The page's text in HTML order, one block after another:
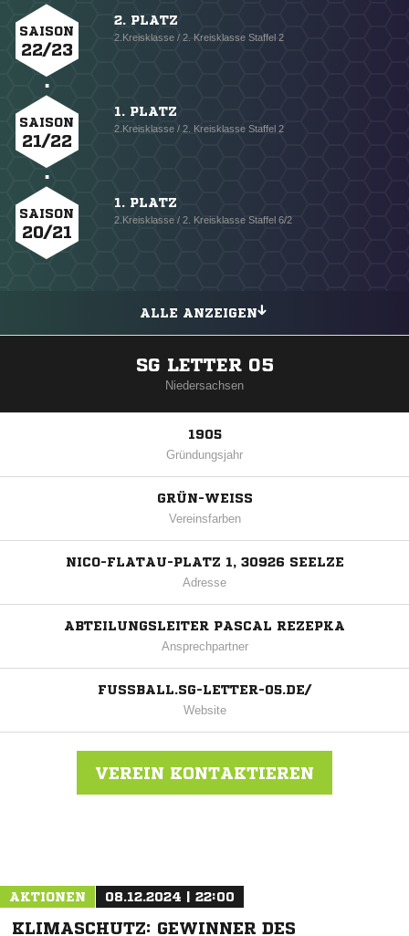
SAISON
22/23
2. PLATZ
2.Kreisklasse / 2. Kreisklasse Staffel 2
SAISON
21/22
1. PLATZ
2.Kreisklasse / 2. Kreisklasse Staffel 2
SAISON
20/21
1. PLATZ
2.Kreisklasse / 2. Kreisklasse Staffel 6/2
ALLE ANZEIGEN
SG LETTER 05
Niedersachsen
1905
Gründungsjahr
GRÜN-WEISS
Vereinsfarben
NICO-FLATAU-PLATZ 1, 30926 SEELZE
Adresse
ABTEILUNGSLEITER PASCAL REZEPKA
Ansprechpartner
FUSSBALL.SG-LETTER-05.DE/
Website
VEREIN KONTAKTIEREN
AKTIONEN 08.12.2024 | 22:00
KLIMASCHUTZ: GEWINNER DES